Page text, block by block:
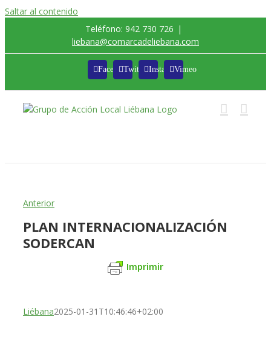
Saltar al contenido
Teléfono: 942 730 726 |
liebana@comarcadeliebana.com
FacebookTwitterInstagramVimeo
Anterior
PLAN INTERNACIONALIZACIÓN
SODERCAN
Imprimir
Liébana2025-01-31T10:46:46+02:00